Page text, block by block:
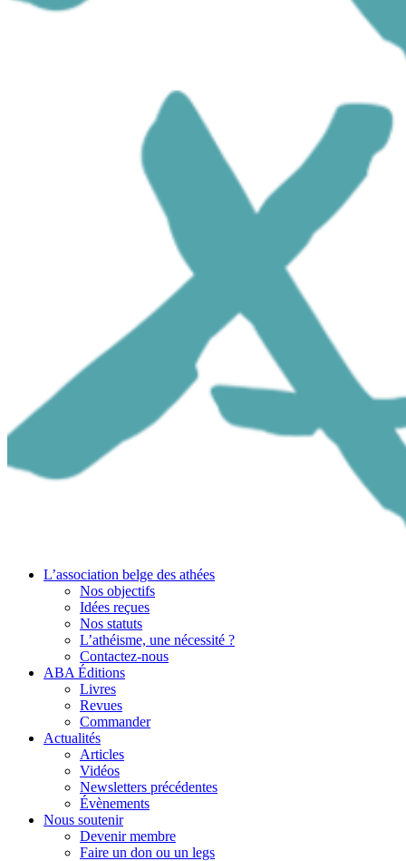
L’association belge des athées
Nos objectifs
Idées reçues
Nos statuts
L’athéisme, une nécessité ?
Contactez-nous
ABA Éditions
Livres
Revues
Commander
Actualités
Articles
Vidéos
Newsletters précédentes
Évènements
Nous soutenir
Devenir membre
Faire un don ou un legs